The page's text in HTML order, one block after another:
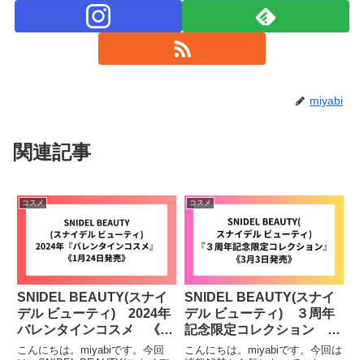
miyabi
関連記事
コスメ
SNIDEL BEAUTY(スナイ
デル ビューティ) 2024年
バレンタインコスメ 《1
月24日発売》
こんにちは。miyabiです。今回
コスメ
SNIDEL BEAUTY(スナイ
デル ビューティ) ３周年
記念限定コレクション
《3月3日発売》
こんにちは。miyabiです。今回は